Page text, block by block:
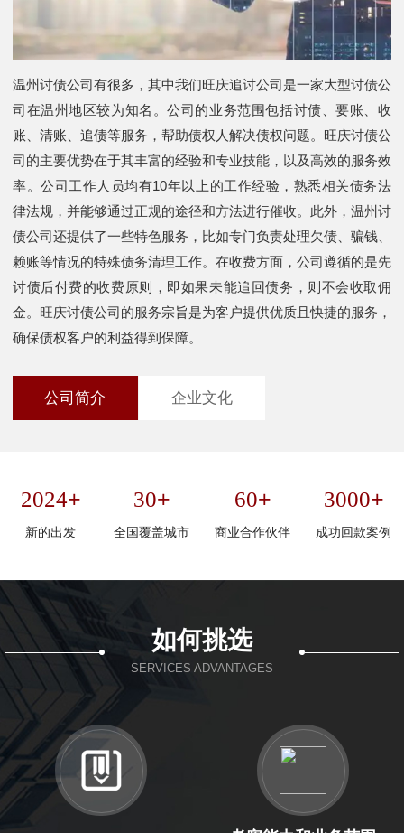
温州讨债公司有很多，其中我们旺庆追讨公司是一家大型讨债公
司在温州地区较为知名。公司的业务范围包括讨债、要账、收
账、清账、追债等服务，帮助债权人解决债权问题。旺庆讨债公
司的主要优势在于其丰富的经验和专业技能，以及高效的服务效
率。公司工作人员均有10年以上的工作经验，熟悉相关债务法
律法规，并能够通过正规的途径和方法进行催收。此外，温州讨
债公司还提供了一些特色服务，比如专门负责处理欠债、骗钱、
赖账等情况的特殊债务清理工作。在收费方面，公司遵循的是先
讨债后付费的收费原则，即如果未能追回债务，则不会收取佣
金。旺庆讨债公司的服务宗旨是为客户提供优质且快捷的服务，
确保债权客户的利益得到保障。
公司简介 企业文化
2024+
新的出发
30+
全国覆盖城市
60+
商业合作伙伴
3000+
成功回款案例
如何挑选
SERVICES ADVANTAGES